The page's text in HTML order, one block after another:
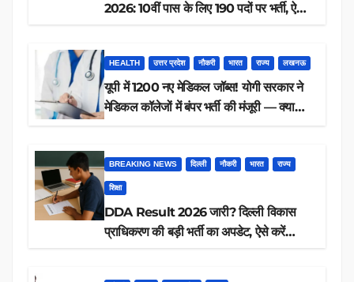
2026: 10वीं पास के लिए 190 पदों पर भर्ती, ऐसे
HEALTH उत्तर प्रदेश नौकरी भारत राज्य लखनऊ
यूपी में 1200 नए मेडिकल जॉब्स! योगी सरकार ने
मेडिकल कॉलेजों में बंपर भर्ती की मंजूरी — क्या
BREAKING NEWS दिल्ली नौकरी भारत राज्य
शिक्षा
DDA Result 2026 जारी? दिल्ली विकास
प्राधिकरण की बड़ी भर्ती का अपडेट, ऐसे करें